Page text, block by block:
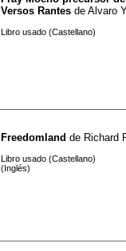
Versos Rantes de Alvaro
Libro usado (Castellano)
Freedomland de Richard
Libro usado (Castellano)
(Inglés)